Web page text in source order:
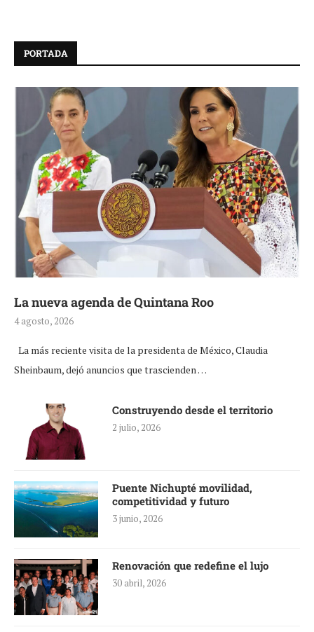
PORTADA
La nueva agenda de Quintana Roo
4 agosto, 2026
La más reciente visita de la presidenta de México, Claudia
Sheinbaum, dejó anuncios que trascienden …
Construyendo desde el territorio
2 julio, 2026
Puente Nichupté movilidad,
competitividad y futuro
3 junio, 2026
Renovación que redefine el lujo
30 abril, 2026